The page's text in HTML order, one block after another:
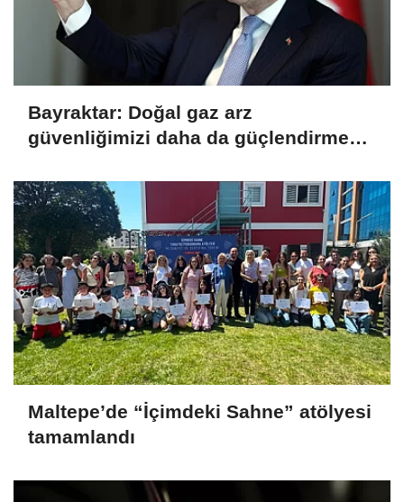
Bayraktar: Doğal gaz arz
güvenliğimizi daha da güçlendirmeye
Maltepe’de “İçimdeki Sahne” atölyesi
tamamlandı